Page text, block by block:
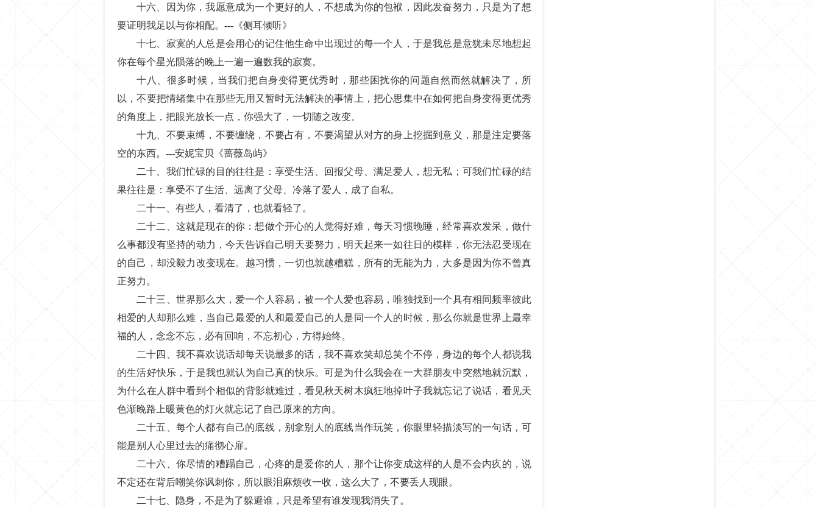
十六、因为你，我愿意成为一个更好的人，不想成为你的包袱，因此发奋努力，只是为了想
要证明我足以与你相配。---《侧耳倾听》
十七、寂寞的人总是会用心的记住他生命中出现过的每一个人，于是我总是意犹未尽地想起
你在每个星光陨落的晚上一遍一遍数我的寂寞。
十八、很多时候，当我们把自身变得更优秀时，那些困扰你的问题自然而然就解决了，所
以，不要把情绪集中在那些无用又暂时无法解决的事情上，把心思集中在如何把自身变得更优秀
的角度上，把眼光放长一点，你强大了，一切随之改变。
十九、不要束缚，不要缠绕，不要占有，不要渴望从对方的身上挖掘到意义，那是注定要落
空的东西。---安妮宝贝《蔷薇岛屿》
二十、我们忙碌的目的往往是：享受生活、回报父母、满足爱人，想无私；可我们忙碌的结
果往往是：享受不了生活、远离了父母、冷落了爱人，成了自私。
二十一、有些人，看清了，也就看轻了。
二十二、这就是现在的你：想做个开心的人觉得好难，每天习惯晚睡，经常喜欢发呆，做什
么事都没有坚持的动力，今天告诉自己明天要努力，明天起来一如往日的模样，你无法忍受现在
的自己，却没毅力改变现在。越习惯，一切也就越糟糕，所有的无能为力，大多是因为你不曾真
正努力。
二十三、世界那么大，爱一个人容易，被一个人爱也容易，唯独找到一个具有相同频率彼此
相爱的人却那么难，当自己最爱的人和最爱自己的人是同一个人的时候，那么你就是世界上最幸
福的人，念念不忘，必有回响，不忘初心，方得始终。
二十四、我不喜欢说话却每天说最多的话，我不喜欢笑却总笑个不停，身边的每个人都说我
的生活好快乐，于是我也就认为自己真的快乐。可是为什么我会在一大群朋友中突然地就沉默，
为什么在人群中看到个相似的背影就难过，看见秋天树木疯狂地掉叶子我就忘记了说话，看见天
色渐晚路上暖黄色的灯火就忘记了自己原来的方向。
二十五、每个人都有自己的底线，别拿别人的底线当作玩笑，你眼里轻描淡写的一句话，可
能是别人心里过去的痛彻心扉。
二十六、你尽情的糟蹋自己，心疼的是爱你的人，那个让你变成这样的人是不会内疚的，说
不定还在背后嘲笑你讽刺你，所以眼泪麻烦收一收，这么大了，不要丢人现眼。
二十七、隐身，不是为了躲避谁，只是希望有谁发现我消失了。